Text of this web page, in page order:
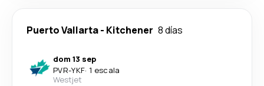
Puerto Vallarta- Kitchener 8 días
dom 13 sep
PVR-YKF· 1 escala
Westjet